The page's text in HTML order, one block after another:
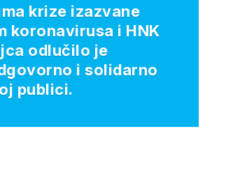
krize izazvane
koronavirusa i HNK
odlučilo je
i solidarno
publici.